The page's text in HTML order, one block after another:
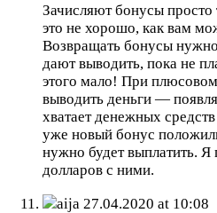
Зачисляют бонусы
это не хорошо, как вам
Возвращать бонусы
дают выводить, пока не
этого мало! При
выводить деньги —
хватает денежных
уже новый бонус
нужно будет выплатить. Я
долларов с ними.
aija 27.04.2020 at 10:08